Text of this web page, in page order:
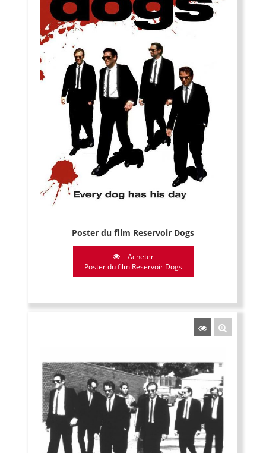
Poster du film Reservoir Dogs
Acheter
Poster du film Reservoir Dogs